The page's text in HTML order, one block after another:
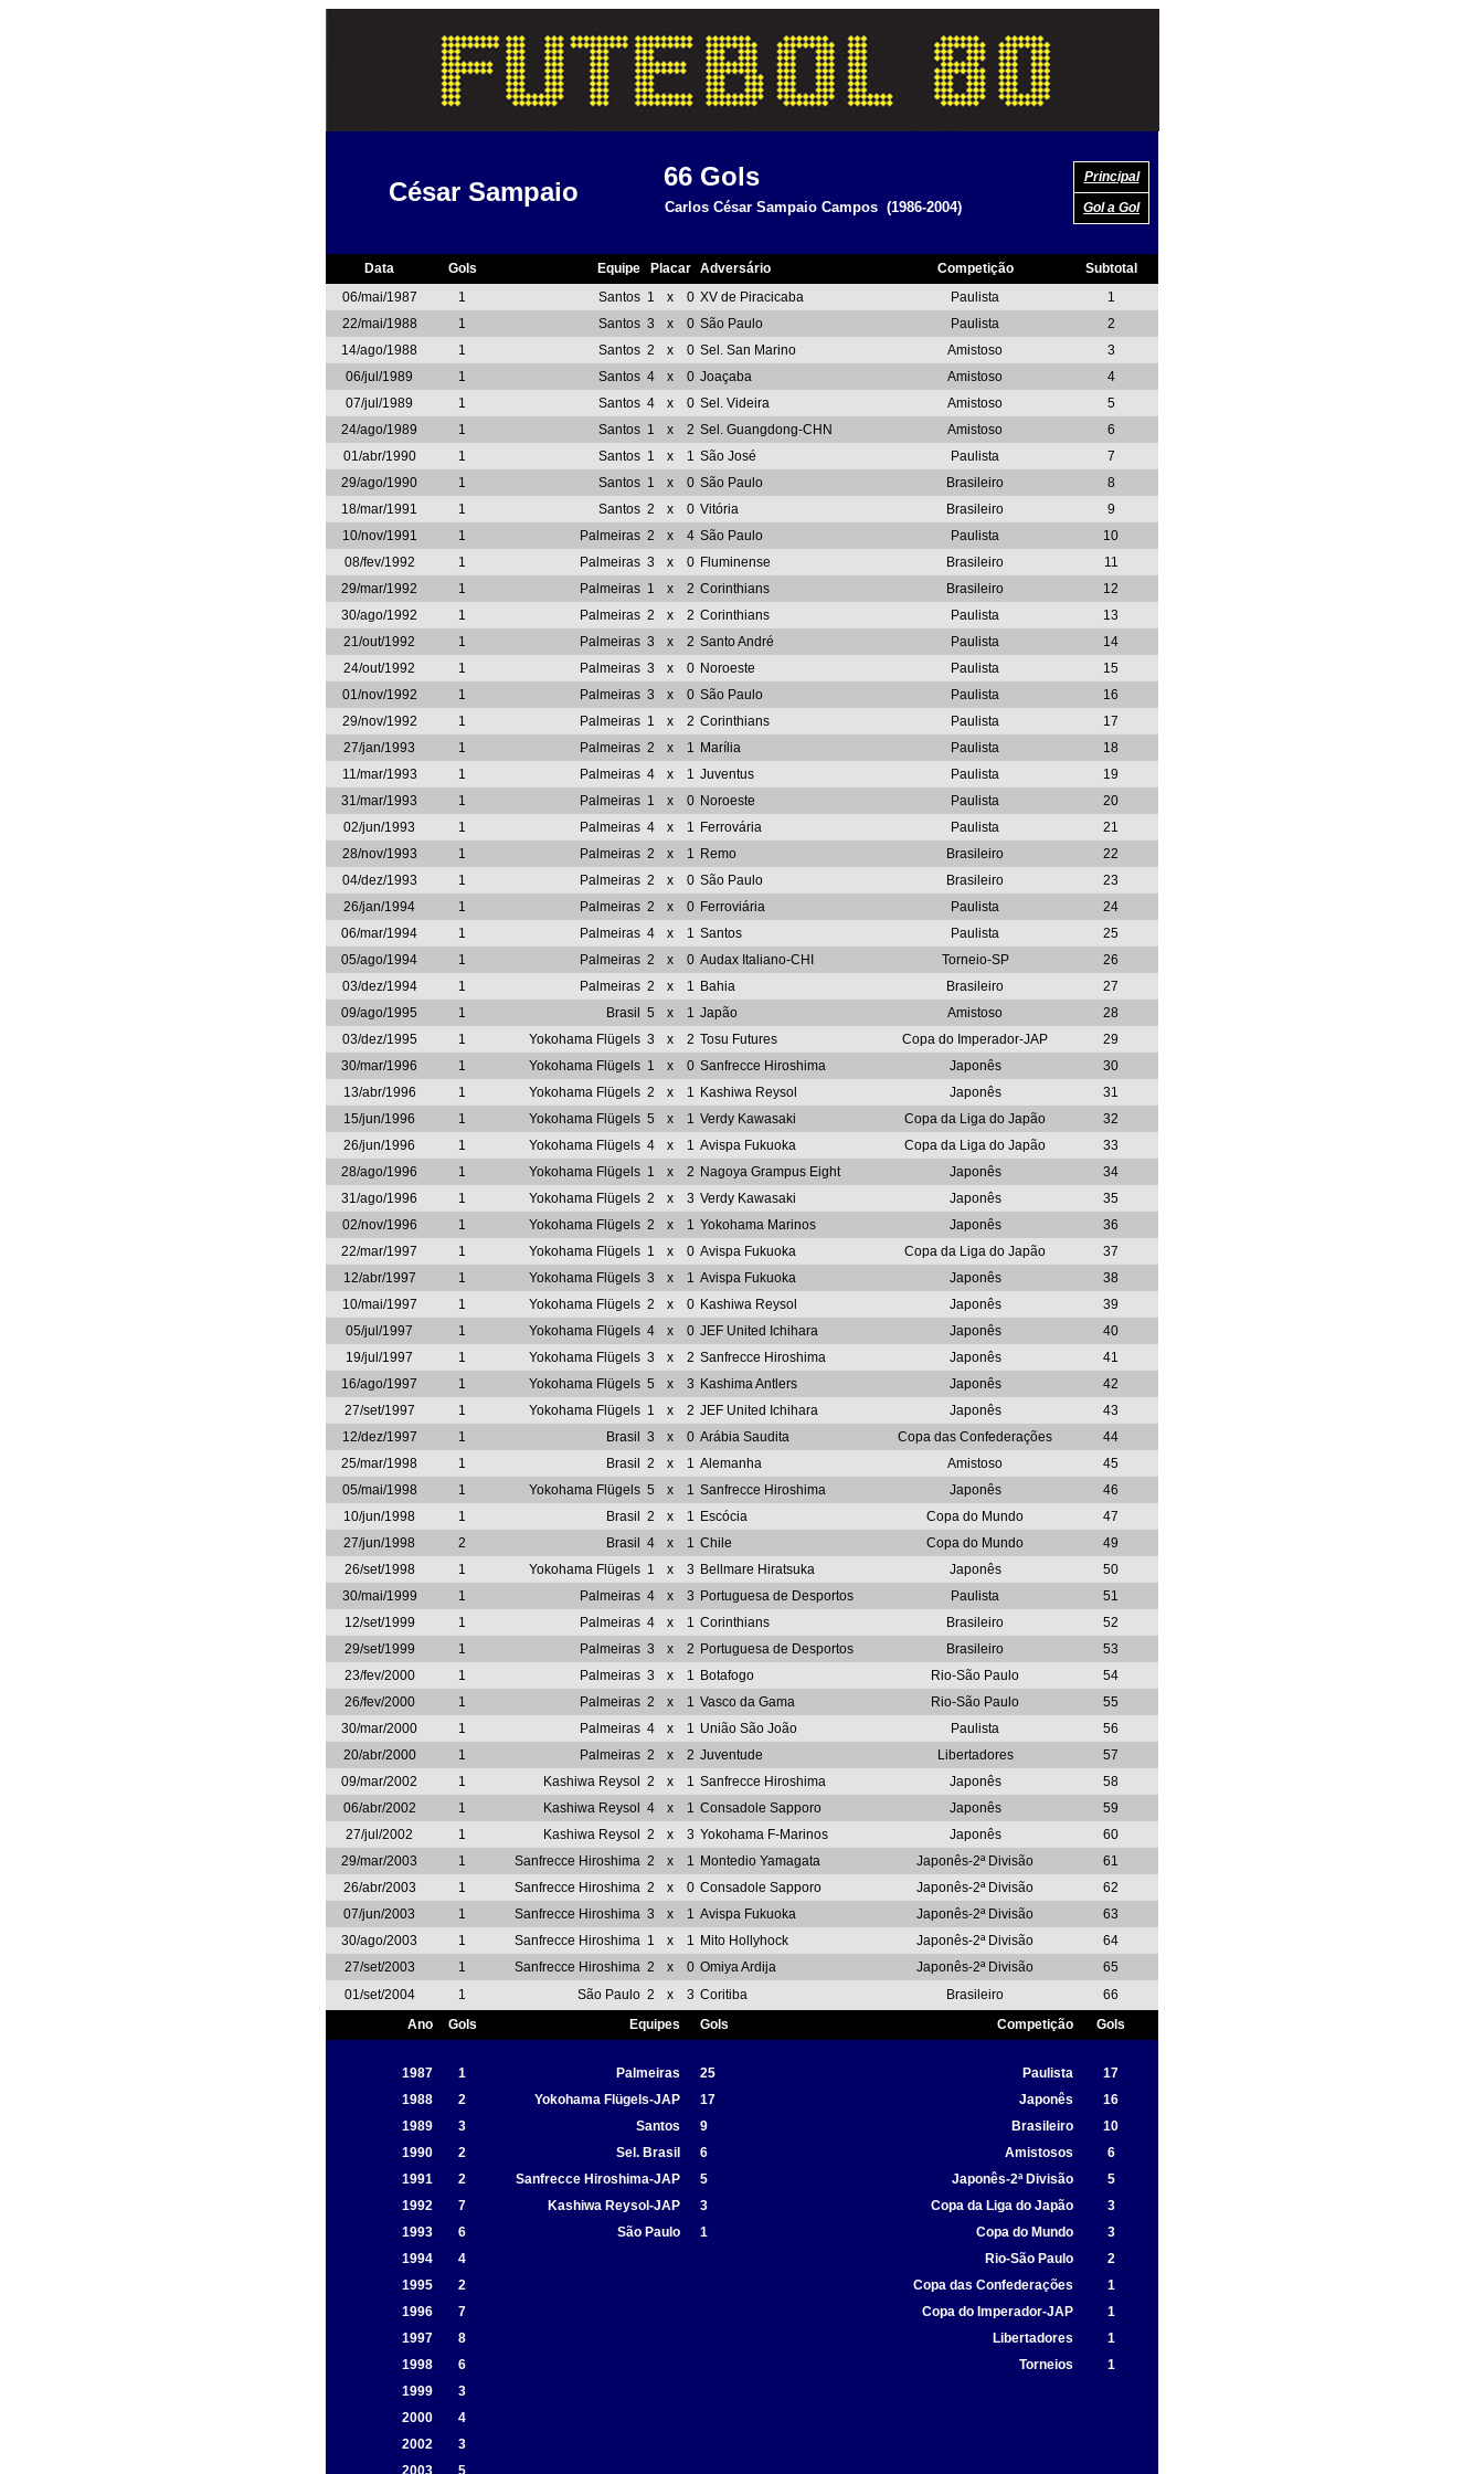
César Sampaio
66 Gols Principal
Carlos César Sampaio Campos (1986-2004) Gol a Gol
Data Gols Equipe Placar Adversário Competição
Subtotal
06/mai/1987
1 Santos 1 x 0 XV de Piracicaba Paulista
1
22/mai/1988
1 Santos 3 x 0 São Paulo Paulista
2
14/ago/1988
1 Santos 2 x 0 Sel. San Marino Amistoso
3
06/jul/1989
1 Santos 4 x 0 Joaçaba Amistoso
4
07/jul/1989
1 Santos 4 x 0 Sel. Videira Amistoso
5
24/ago/1989
1 Santos 1 x 2 Sel. Guangdong-CHN Amistoso
6
01/abr/1990
1 Santos 1 x 1 São José Paulista
7
29/ago/1990
1 Santos 1 x 0 São Paulo Brasileiro
8
18/mar/1991
1 Santos 2 x 0 Vitória Brasileiro
9
10/nov/1991
1 Palmeiras 2 x 4 São Paulo Paulista
10
08/fev/1992
1 Palmeiras 3 x 0 Fluminense Brasileiro
11
29/mar/1992
1 Palmeiras 1 x 2 Corinthians Brasileiro
12
30/ago/1992
1 Palmeiras 2 x 2 Corinthians Paulista
13
21/out/1992
1 Palmeiras 3 x 2 Santo André Paulista
14
24/out/1992
1 Palmeiras 3 x 0 Noroeste Paulista
15
01/nov/1992
1 Palmeiras 3 x 0 São Paulo Paulista
16
29/nov/1992
1 Palmeiras 1 x 2 Corinthians Paulista
17
27/jan/1993
1 Palmeiras 2 x 1 Marília Paulista
18
11/mar/1993
1 Palmeiras 4 x 1 Juventus Paulista
19
31/mar/1993
1 Palmeiras 1 x 0 Noroeste Paulista
20
02/jun/1993
1 Palmeiras 4 x 1 Ferrovária Paulista
21
28/nov/1993
1 Palmeiras 2 x 1 Remo Brasileiro
22
04/dez/1993
1 Palmeiras 2 x 0 São Paulo Brasileiro
23
26/jan/1994
1 Palmeiras 2 x 0 Ferroviária Paulista
24
06/mar/1994
1 Palmeiras 4 x 1 Santos Paulista
25
05/ago/1994
1 Palmeiras 2 x 0 Audax Italiano-CHI Torneio-SP
26
03/dez/1994
1 Palmeiras 2 x 1 Bahia Brasileiro
27
09/ago/1995
1 Brasil 5 x 1 Japão Amistoso
28
03/dez/1995
1 Yokohama Flügels 3 x 2 Tosu Futures Copa do Imperador-JAP
29
30/mar/1996
1 Yokohama Flügels 1 x 0 Sanfrecce Hiroshima Japonês
30
13/abr/1996
1 Yokohama Flügels 2 x 1 Kashiwa Reysol Japonês
31
15/jun/1996
1 Yokohama Flügels 5 x 1 Verdy Kawasaki Copa da Liga do Japão
32
26/jun/1996
1 Yokohama Flügels 4 x 1 Avispa Fukuoka Copa da Liga do Japão
33
28/ago/1996
1 Yokohama Flügels 1 x 2 Nagoya Grampus Eight Japonês
34
31/ago/1996
1 Yokohama Flügels 2 x 3 Verdy Kawasaki Japonês
35
02/nov/1996
1 Yokohama Flügels 2 x 1 Yokohama Marinos Japonês
36
22/mar/1997
1 Yokohama Flügels 1 x 0 Avispa Fukuoka Copa da Liga do Japão
37
12/abr/1997
1 Yokohama Flügels 3 x 1 Avispa Fukuoka Japonês
38
10/mai/1997
1 Yokohama Flügels 2 x 0 Kashiwa Reysol Japonês
39
05/jul/1997
1 Yokohama Flügels 4 x 0 JEF United Ichihara Japonês
40
19/jul/1997
1 Yokohama Flügels 3 x 2 Sanfrecce Hiroshima Japonês
41
16/ago/1997
1 Yokohama Flügels 5 x 3 Kashima Antlers Japonês
42
27/set/1997
1 Yokohama Flügels 1 x 2 JEF United Ichihara Japonês
43
12/dez/1997
1 Brasil 3 x 0 Arábia Saudita Copa das Confederações
44
25/mar/1998
1 Brasil 2 x 1 Alemanha Amistoso
45
05/mai/1998
1 Yokohama Flügels 5 x 1 Sanfrecce Hiroshima Japonês
46
10/jun/1998
1 Brasil 2 x 1 Escócia Copa do Mundo
47
27/jun/1998
2 Brasil 4 x 1 Chile Copa do Mundo
49
26/set/1998
1 Yokohama Flügels 1 x 3 Bellmare Hiratsuka Japonês
50
30/mai/1999
1 Palmeiras 4 x 3 Portuguesa de Desportos Paulista
51
12/set/1999
1 Palmeiras 4 x 1 Corinthians Brasileiro
52
29/set/1999
1 Palmeiras 3 x 2 Portuguesa de Desportos Brasileiro
53
23/fev/2000
1 Palmeiras 3 x 1 Botafogo Rio-São Paulo
54
26/fev/2000
1 Palmeiras 2 x 1 Vasco da Gama Rio-São Paulo
55
30/mar/2000
1 Palmeiras 4 x 1 União São João Paulista
56
20/abr/2000
1 Palmeiras 2 x 2 Juventude Libertadores
57
09/mar/2002
1 Kashiwa Reysol 2 x 1 Sanfrecce Hiroshima Japonês
58
06/abr/2002
1 Kashiwa Reysol 4 x 1 Consadole Sapporo Japonês
59
27/jul/2002
1 Kashiwa Reysol 2 x 3 Yokohama F-Marinos Japonês
60
29/mar/2003
1 Sanfrecce Hiroshima 2 x 1 Montedio Yamagata Japonês-2ª Divisão
61
26/abr/2003
1 Sanfrecce Hiroshima 2 x 0 Consadole Sapporo Japonês-2ª Divisão
62
07/jun/2003
1 Sanfrecce Hiroshima 3 x 1 Avispa Fukuoka Japonês-2ª Divisão
63
30/ago/2003
1 Sanfrecce Hiroshima 1 x 1 Mito Hollyhock Japonês-2ª Divisão
64
27/set/2003
1 Sanfrecce Hiroshima 2 x 0 Omiya Ardija Japonês-2ª Divisão
65
01/set/2004
1 São Paulo 2 x 3 Coritiba Brasileiro
66
Ano
Gols Equipes Gols Competição Gols
1987 1 Palmeiras 25 Paulista
17
1988
2 Yokohama Flügels-JAP 17 Japonês
16
1989
3 Santos 9 Brasileiro
10
1990
2 Sel. Brasil 6 Amistosos
6
1991
2 Sanfrecce Hiroshima-JAP 5 Japonês-2ª Divisão
5
1992
7 Kashiwa Reysol-JAP 3 Copa da Liga do Japão
3
1993
6 São Paulo 1 Copa do Mundo
3
1994
4 Rio-São Paulo
2
1995
2 Copa das Confederações
1
1996
7 Copa do Imperador-JAP
1
1997
8 Libertadores
1
1998
6 Torneios
1
1999
3
2000
4
2002
3
2003
5